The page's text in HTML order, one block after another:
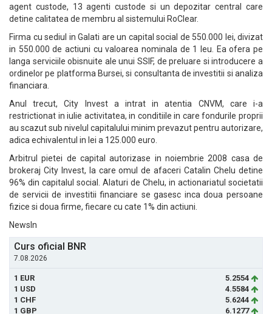
agent custode, 13 agenti custode si un depozitar central care
detine calitatea de membru al sistemului RoClear.
Firma cu sediul in Galati are un capital social de 550.000 lei, divizat
in 550.000 de actiuni cu valoarea nominala de 1 leu. Ea ofera pe
langa serviciile obisnuite ale unui SSIF, de preluare si introducere a
ordinelor pe platforma Bursei, si consultanta de investitii si analiza
financiara.
Anul trecut, City Invest a intrat in atentia CNVM, care i-a
restrictionat in iulie activitatea, in conditiile in care fondurile proprii
au scazut sub nivelul capitalului minim prevazut pentru autorizare,
adica echivalentul in lei a 125.000 euro.
Arbitrul pietei de capital autorizase in noiembrie 2008 casa de
brokeraj City Invest, la care omul de afaceri Catalin Chelu detine
96% din capitalul social. Alaturi de Chelu, in actionariatul societatii
de servicii de investitii financiare se gasesc inca doua persoane
fizice si doua firme, fiecare cu cate 1% din actiuni.
NewsIn
Curs oficial BNR
7.08.2026
1 EUR
5.2554
1 USD
4.5584
1 CHF
5.6244
1 GBP
6.1277